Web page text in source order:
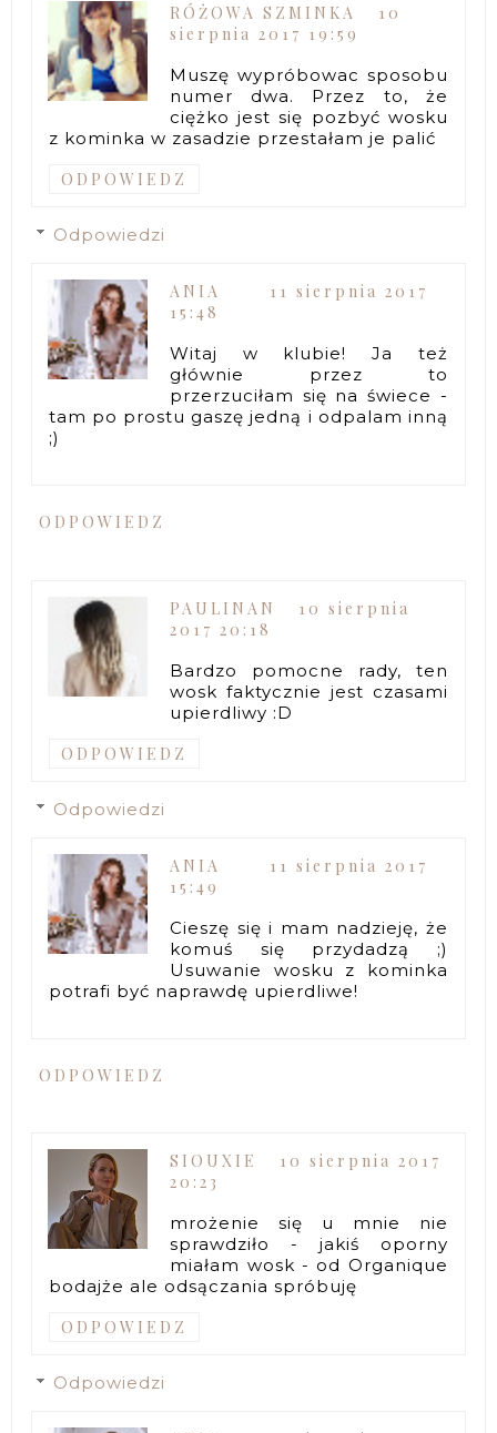
RÓŻOWA SZMINKA
10
sierpnia 2017 19:59
Muszę wypróbowac sposobu
numer dwa. Przez to, że
ciężko jest się pozbyć wosku
z kominka w zasadzie przestałam je palić
ODPOWIEDZ
Odpowiedzi
ANIA
11 sierpnia 2017
15:48
Witaj w klubie! Ja też
głównie przez to
przerzuciłam się na świece -
tam po prostu gaszę jedną i odpalam inną
;)
ODPOWIEDZ
PAULINAN
10 sierpnia
2017 20:18
Bardzo pomocne rady, ten
wosk faktycznie jest czasami
upierdliwy :D
ODPOWIEDZ
Odpowiedzi
ANIA
11 sierpnia 2017
15:49
Cieszę się i mam nadzieję, że
komuś się przydadzą ;)
Usuwanie wosku z kominka
potrafi być naprawdę upierdliwe!
ODPOWIEDZ
SIOUXIE
10 sierpnia 2017
20:23
mrożenie się u mnie nie
sprawdziło - jakiś oporny
miałam wosk - od Organique
bodajże ale odsączania spróbuję
ODPOWIEDZ
Odpowiedzi